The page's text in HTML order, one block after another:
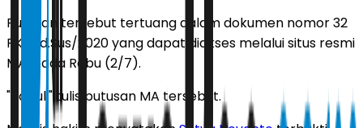
Putusan tersebut tertuang dalam dokumen nomor 32
PK/Pid.Sus/2020 yang dapat diakses melalui situs resmi
MA, pada Rabu (2/7).
"Kabul," tulis putusan MA tersebut.